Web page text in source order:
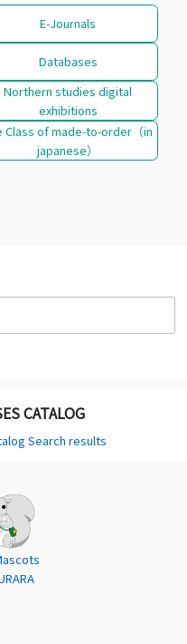
E-Journals
Databases
Northern studies digital
exhibitions
Class of made-to-order（in
japanese）
CATALOG
Search results